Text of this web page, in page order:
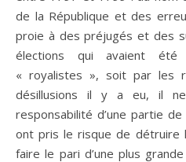
de la République et des
proie à des préjugés et des
élections qui avaient
« royalistes », soit par les
désillusions il y a eu, il
responsabilité d’une partie
ont pris le risque de détruire
faire le pari d’une plus